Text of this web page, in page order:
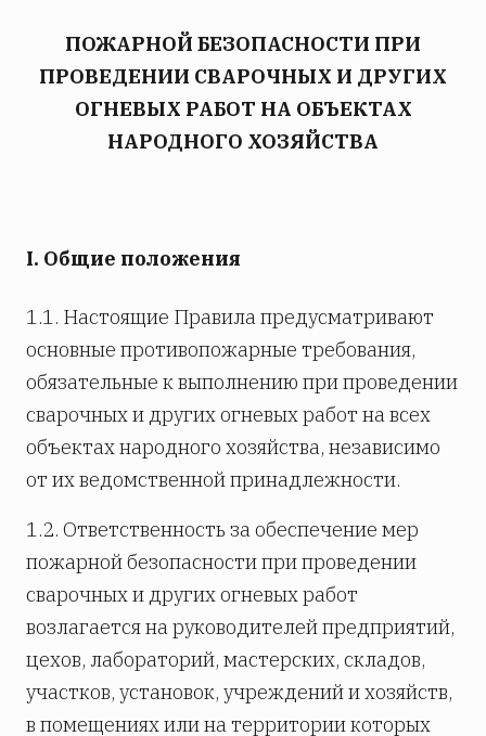
ПОЖАРНОЙ БЕЗОПАСНОСТИ ПРИ
ПРОВЕДЕНИИ СВАРОЧНЫХ И ДРУГИХ
ОГНЕВЫХ РАБОТ НА ОБЪЕКТАХ
НАРОДНОГО ХОЗЯЙСТВА
I. Общие положения
1.1. Настоящие Правила предусматривают
основные противопожарные требования,
обязательные к выполнению при проведении
сварочных и других огневых работ на всех
объектах народного хозяйства, независимо
от их ведомственной принадлежности.
1.2. Ответственность за обеспечение мер
пожарной безопасности при проведении
сварочных и других огневых работ
возлагается на руководителей предприятий,
цехов, лабораторий, мастерских, складов,
участков, установок, учреждений и хозяйств,
в помещениях или на территории которых